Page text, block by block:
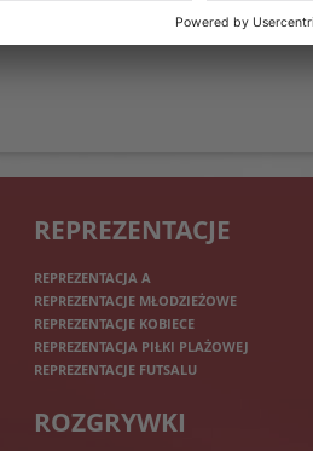
REPREZENTACJE
REPREZENTACJA A
REPREZENTACJE MŁODZIEŻOWE
REPREZENTACJE KOBIECE
REPREZENTACJA PIŁKI PLAŻOWEJ
REPREZENTACJE FUTSALU
ROZGRYWKI